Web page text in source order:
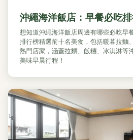
沖繩海洋飯店：早餐必吃
想知道沖繩海洋飯店周邊有哪些必吃早
排行榜精選前十名美食，包括暖暮拉麵
熱門店家，涵蓋拉麵、飯糰、冰淇淋等
美味早晨行程！